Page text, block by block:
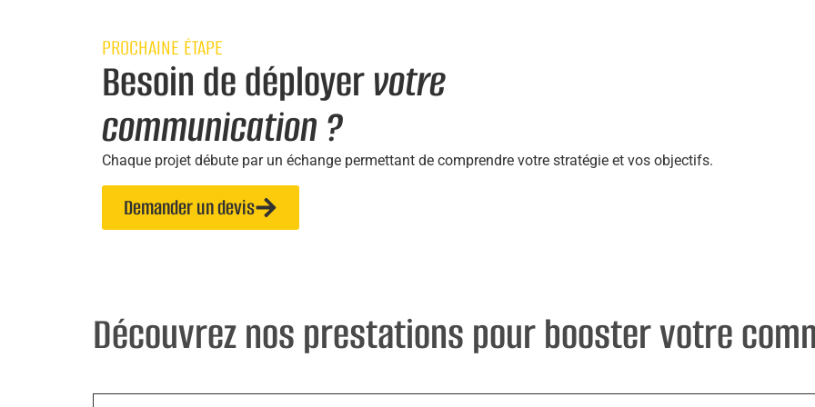
PROCHAINE ÉTAPE
Besoin de déployervotre
communication ?
Chaque projet débute par un échange permettant de comprendre votre stratégie et vos objectifs.
Demander un devis
Découvrez nos prestations pour booster votre